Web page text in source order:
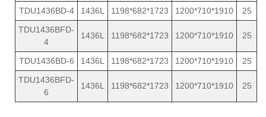
TDU1436BD-4
1436L 1198*682*1723 1200*710*1910 25
TDU1436BFD-
4
1436L 1198*682*1723 1200*710*1910 25
TDU1436BD-6 1436L 1198*682*1723 1200*710*1910 25
TDU1436BFD-
6
1436L 1198*682*1723 1200*710*1910 25